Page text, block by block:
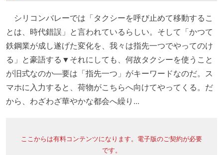
シリコンバレーでは「タクシーを呼び止めて移動するこ
とは、時代錯誤」と言われているらしい。そして「かつて
鉄鋼業が成し遂げた変化を、我々は指先一つでやってのけ
る」と豪語する▼それにしても、何故タクシーを使うこと
が旧式なのか―要は「指先一つ」がキーワードなのだ。ス
マホに入力すると、荷物がこちらへ向けてやってくる。だ
から、わざわざ華やかな都会へ繰り...
ここからは有料コンテンツになります。電子版のご契約が必要
です。